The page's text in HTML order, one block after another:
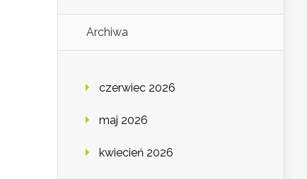
Archiwa
czerwiec 2026
maj 2026
kwiecień 2026